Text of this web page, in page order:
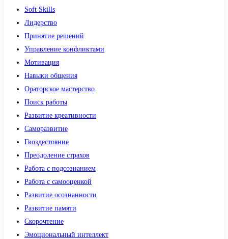
Soft Skills
Лидерство
Принятие решений
Управление конфликтами
Мотивация
Навыки общения
Ораторское мастерство
Поиск работы
Развитие креативности
Саморазвитие
Гвоздестояние
Преодоление страхов
Работа с подсознанием
Работа с самооценкой
Развитие осознанности
Развитие памяти
Скорочтение
Эмоциональный интеллект